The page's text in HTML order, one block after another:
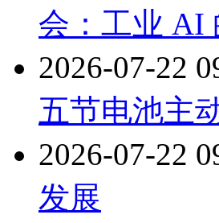
会：工业 AI
2026-07-22
五节电池主
2026-07-22
发展